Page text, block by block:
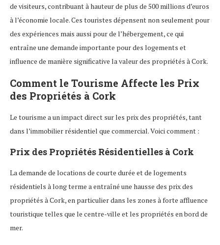
de visiteurs, contribuant à hauteur de plus de 500 millions d’euros
à l’économie locale. Ces touristes dépensent non seulement pour
des expériences mais aussi pour de l’hébergement, ce qui
entraîne une demande importante pour des logements et
influence de manière significative la valeur des propriétés à Cork.
Comment le Tourisme Affecte les Prix
des Propriétés à Cork
Le tourisme a un impact direct sur les prix des propriétés, tant
dans l’immobilier résidentiel que commercial. Voici comment :
Prix des Propriétés Résidentielles à Cork
La demande de locations de courte durée et de logements
résidentiels à long terme a entraîné une hausse des prix des
propriétés à Cork, en particulier dans les zones à forte affluence
touristique telles que le centre-ville et les propriétés en bord de
mer.